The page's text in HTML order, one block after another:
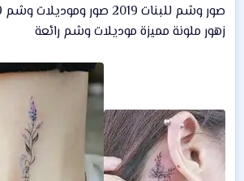
زهور ملونة مميزة موديلات وشم رائعة